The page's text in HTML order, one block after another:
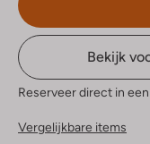
Bekijk
Reserveer direct in
Vergelijkbare items